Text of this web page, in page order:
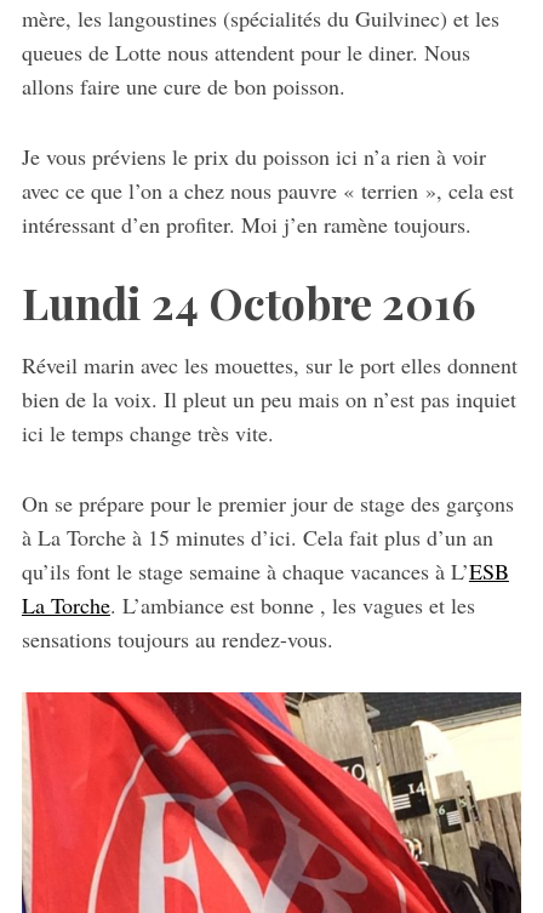
mère, les langoustines (spécialités du Guilvinec) et les
queues de Lotte nous attendent pour le diner. Nous
allons faire une cure de bon poisson.
Je vous préviens le prix du poisson ici n’a rien à voir
avec ce que l’on a chez nous pauvre « terrien », cela est
intéressant d’en profiter. Moi j’en ramène toujours.
Lundi 24 Octobre 2016
Réveil marin avec les mouettes, sur le port elles donnent
bien de la voix. Il pleut un peu mais on n’est pas inquiet
ici le temps change très vite.
On se prépare pour le premier jour de stage des garçons
à La Torche à 15 minutes d’ici. Cela fait plus d’un an
qu’ils font le stage semaine à chaque vacances à L’ESB
La Torche. L’ambiance est bonne , les vagues et les
sensations toujours au rendez-vous.